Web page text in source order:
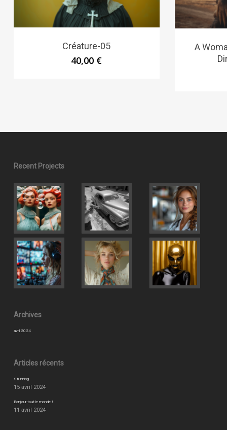
Créature-05
40,00 €
A
Recent Projects
Archives
avril 2024
Articles récents
Stunning
15 avril 2024
Bonjour tout le monde !
11 avril 2024